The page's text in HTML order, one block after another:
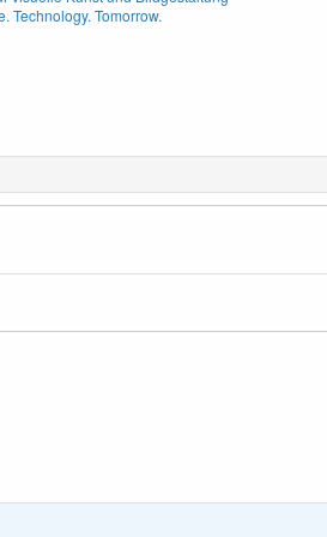
Technology. Tomorrow.